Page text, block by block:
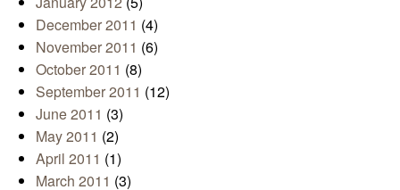
December 2011 (4)
November 2011 (6)
October 2011 (8)
September 2011 (12)
June 2011 (3)
May 2011 (2)
April 2011 (1)
March 2011 (3)